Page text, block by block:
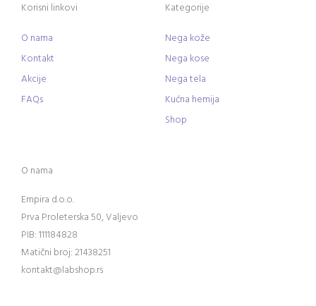
Korisni linkovi
O nama
Kontakt
Akcije
FAQs
Kategorije
Nega kože
Nega kose
Nega tela
Kućna hemija
Shop
O nama
Empira d.o.o.
Prva Proleterska 50, Valjevo
PIB: 111184828
Matični broj: 21438251
kontakt@labshop.rs